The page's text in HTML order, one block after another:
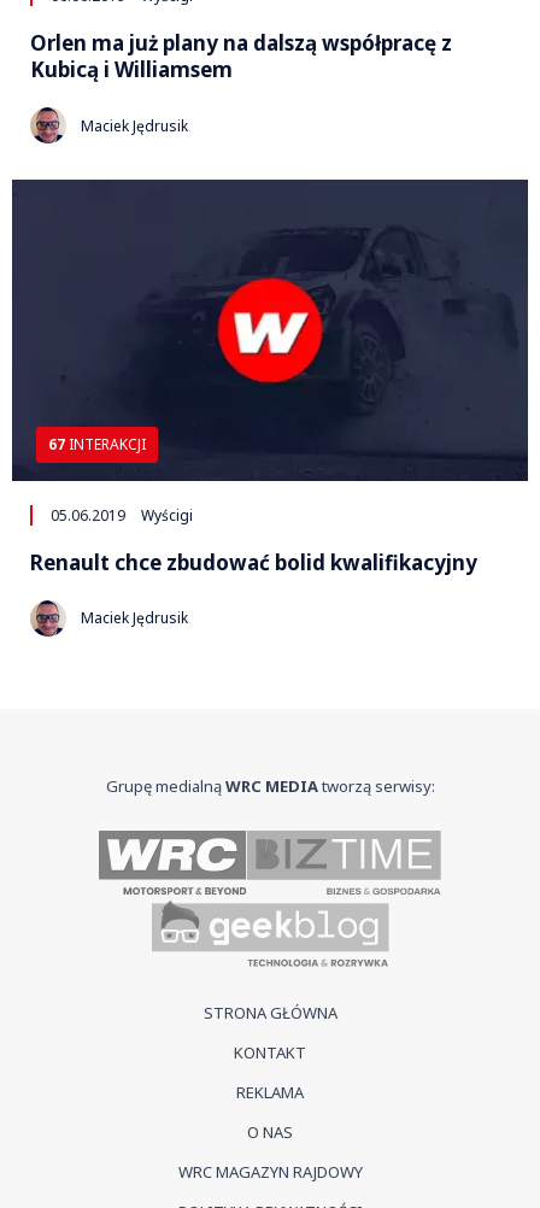
Orlen ma już plany na dalszą współpracę z
Kubicą i Williamsem
Maciek Jędrusik
67 INTERAKCJI
05.06.2019 Wyścigi
Renault chce zbudować bolid kwalifikacyjny
Maciek Jędrusik
Grupę medialnąWRC MEDIAtworzą serwisy:
STRONA GŁÓWNA
KONTAKT
REKLAMA
O NAS
WRC MAGAZYN RAJDOWY